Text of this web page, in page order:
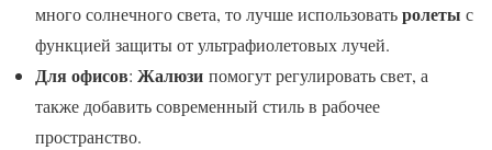
много солнечного света, то лучше использоватьролеты с
функцией защиты от ультрафиолетовых лучей.
Для офисов: Жалюзи помогут регулировать свет, а
также добавить современный стиль в рабочее
пространство.